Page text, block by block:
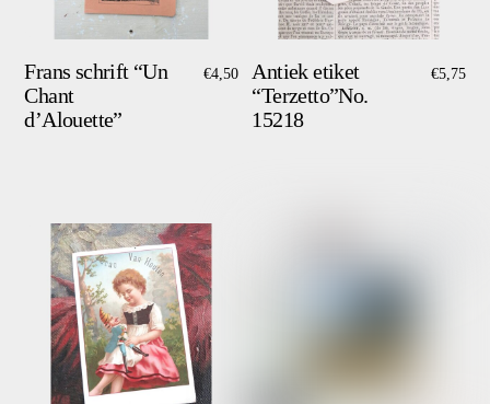
Frans schrift “Un
Chant
d’Alouette”
€4,50
Antiek etiket
“Terzetto”No.
15218
€5,75